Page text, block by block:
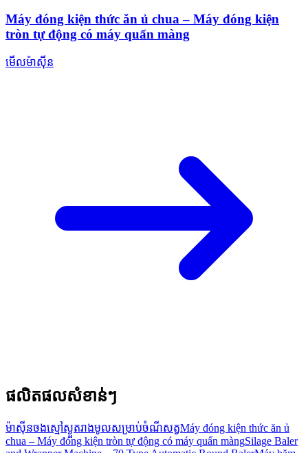
Máy đóng kiện thức ăn ủ chua – Máy đóng kiện
tròn tự động có máy quấn màng
មើលម៉ាស៊ីន
ផលិតផលសំខាន់ៗ
ម៉ាស៊ីនចងស្មៅស្ងួតរាងមូលសម្រាប់ចំណីសត្វMáy đóng kiện thức ăn ủ
chua – Máy đóng kiện tròn tự động có máy quấn màngSilage Baler